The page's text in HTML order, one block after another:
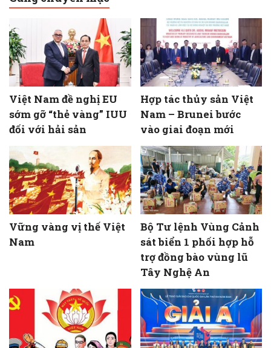
Việt Nam đề nghị EU
sớm gỡ “thẻ vàng” IUU
đối với hải sản
Hợp tác thủy sản Việt
Nam – Brunei bước
vào giai đoạn mới
Vững vàng vị thế Việt
Nam
Bộ Tư lệnh Vùng Cảnh
sát biển 1 phối hợp hỗ
trợ đồng bào vùng lũ
Tây Nghệ An